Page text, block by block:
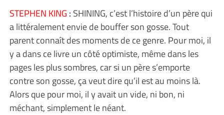
STEPHEN KING : SHINING, c’est l’histoire d’un père qui
a littéralement envie de bouffer son gosse. Tout
parent connaît des moments de ce genre. Pour moi, il
y a dans ce livre un côté optimiste, même dans les
pages les plus sombres, car si un père s’emporte
contre son gosse, ça veut dire qu’il est au moins là.
Alors que pour moi, il y avait un vide, ni bon, ni
méchant, simplement le néant.